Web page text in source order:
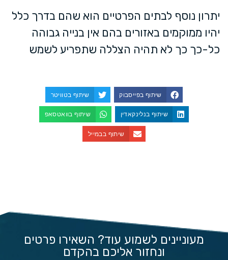
יתרון נוסף לבתים הפרטיים הוא שהם בדרך כלל
יהיו ממוקמים באזורים בהם אין בנייה גבוהה
כל-כך כך לא תהיה הצללה שתפריע לשמש
שיתוף בפייסבוק שיתוף בטוויטר
שיתוף בנלינקאדין שיתוף בוואטסאפ
שיתוף בבמייל
מעוניינים לשמוע עוד? השאירו פרטים
ונחזור אליכם בהקדם